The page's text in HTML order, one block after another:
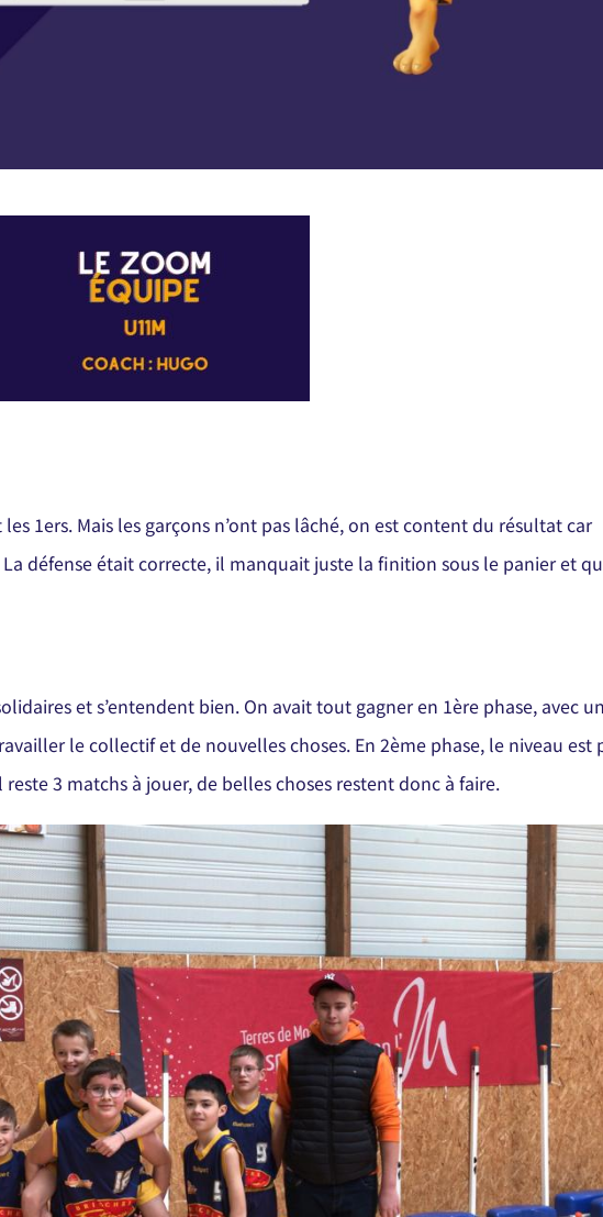
1ers. Mais les garçons n’ont pas lâché, on est content du résultat car
défense était correcte, il manquait juste la finition sous le panier et
et s’entendent bien. On avait tout gagner en 1ère phase, avec
le collectif et de nouvelles choses. En 2ème phase, le niveau est
reste 3 matchs à jouer, de belles choses restent donc à faire.